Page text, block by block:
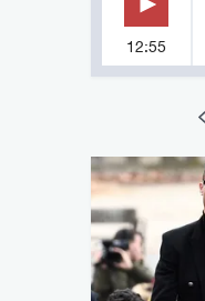
12:55